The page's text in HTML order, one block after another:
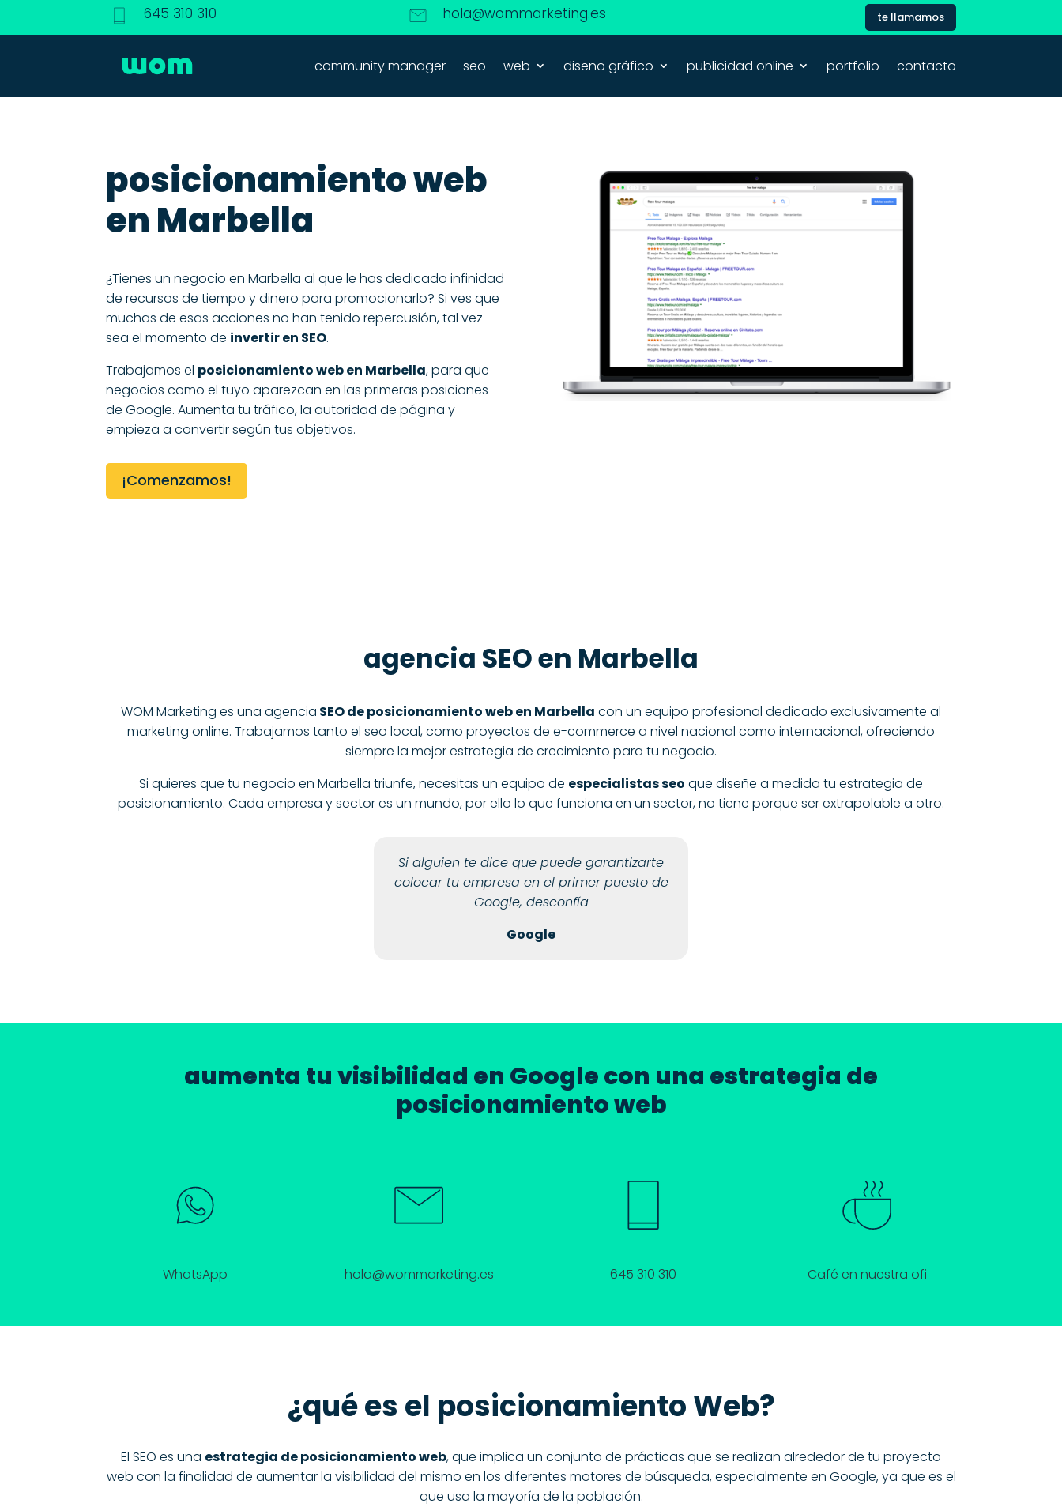
645 310 310 hola@wommarketing.es te llamamos
community manager seo web diseño gráfico publicidad online portfolio contacto
posicionamiento web
en Marbella
¿Tienes un negocio en Marbella al que le has dedicado infinidad
de recursos de tiempo y dinero para promocionarlo? Si ves que
muchas de esas acciones no han tenido repercusión, tal vez
sea el momento de invertir en SEO.
Trabajamos el posicionamiento web en Marbella, para que
negocios como el tuyo aparezcan en las primeras posiciones
de Google. Aumenta tu tráfico, la autoridad de página y
empieza a convertir según tus objetivos.
¡Comenzamos!
agencia SEO en Marbella
WOM Marketing es una agencia SEO de posicionamiento web en Marbella con un equipo profesional dedicado exclusivamente al
marketing online. Trabajamos tanto el seo local, como proyectos de e-commerce a nivel nacional como internacional, ofreciendo
siempre la mejor estrategia de crecimiento para tu negocio.
Si quieres que tu negocio en Marbella triunfe, necesitas un equipo de especialistas seo que diseñe a medida tu estrategia de
posicionamiento. Cada empresa y sector es un mundo, por ello lo que funciona en un sector, no tiene porque ser extrapolable a otro.
Si alguien te dice que puede garantizarte
colocar tu empresa en el primer puesto de
Google, desconfía
Google
aumenta tu visibilidad en Google con una estrategia de
posicionamiento web
WhatsApp hola@wommarketing.es 645 310 310 Café en nuestra ofi
¿qué es el posicionamiento Web?
El SEO es una estrategia de posicionamiento web, que implica un conjunto de prácticas que se realizan alrededor de tu proyecto
web con la finalidad de aumentar la visibilidad del mismo en los diferentes motores de búsqueda, especialmente en Google, ya que es el
que usa la mayoría de la población.